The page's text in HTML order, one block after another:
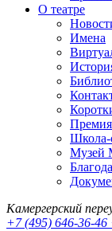
О театре
Имена
Камергерский
+7 (495) 646-36-46